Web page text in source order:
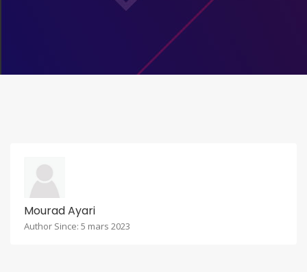
Mourad Ayari
Author Since: 5 mars 2023